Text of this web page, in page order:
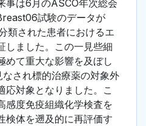
事は6月のASCO年次総会
試験のデータが
類された患者におけるエ
しました。この一見些細
めて重大な影響を及ぼし
され標的治療薬の対象外
応対象となりました。こ
感度免疫組織化学検査を
検体を遡及的に再評価す